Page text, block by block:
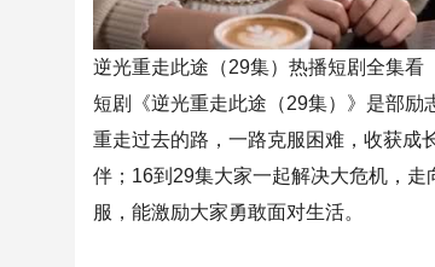
逆光重走此途（29集）热播短剧全集看
短剧《逆光重走此途（29集）》是部
重走过去的路，一路克服困难，收获成
伴；16到29集大家一起解决大危机，
服，能激励大家勇敢面对生活。